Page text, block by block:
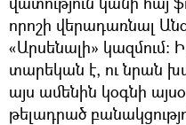
որոշի վերադառնալ
«Արսենալի» կազմում:
տարեկան է, ու նրան
այս ամենին կօգնի
թելադրած